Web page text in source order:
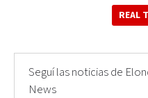
REAL
Seguí las noticias de
News